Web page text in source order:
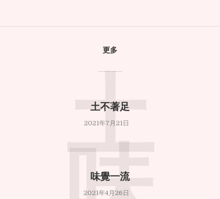
更多
土不著足
2021年7月21日
土
味覺一流
2021年4月26日